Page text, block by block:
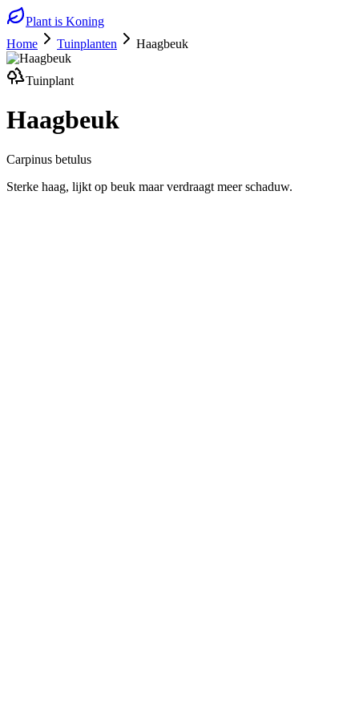
Plant is Koning
Home
Tuinplanten Haagbeuk
Tuinplant
Haagbeuk
Carpinus betulus
Sterke haag, lijkt op beuk maar verdraagt meer schaduw.